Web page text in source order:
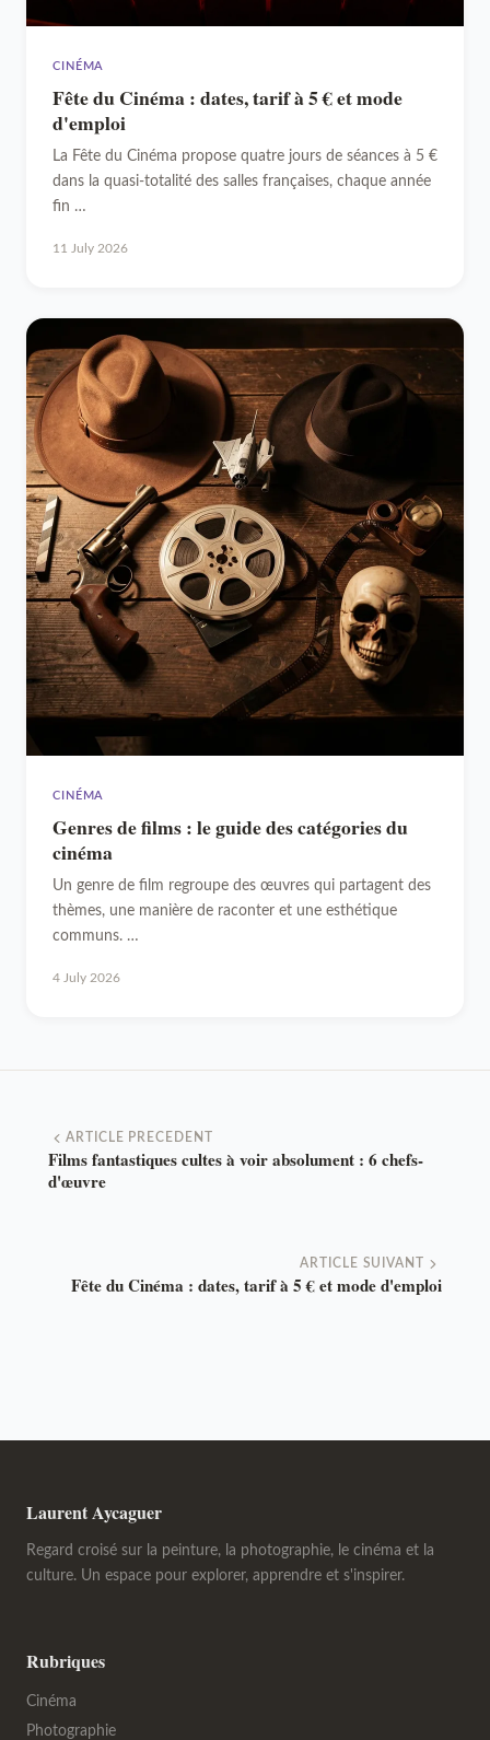
CINÉMA
Fête du Cinéma : dates, tarif à 5 € et mode
d'emploi
La Fête du Cinéma propose quatre jours de séances à 5 €
dans la quasi-totalité des salles françaises, chaque année
fin …
11 July 2026
CINÉMA
Genres de films : le guide des catégories du
cinéma
Un genre de film regroupe des œuvres qui partagent des
thèmes, une manière de raconter et une esthétique
communs. …
4 July 2026
ARTICLE PRECEDENT
Films fantastiques cultes à voir absolument : 6 chefs-
d'œuvre
ARTICLE SUIVANT
Fête du Cinéma : dates, tarif à 5 € et mode d'emploi
Laurent Aycaguer
Regard croisé sur la peinture, la photographie, le cinéma et la
culture. Un espace pour explorer, apprendre et s'inspirer.
Rubriques
Cinéma
Photographie